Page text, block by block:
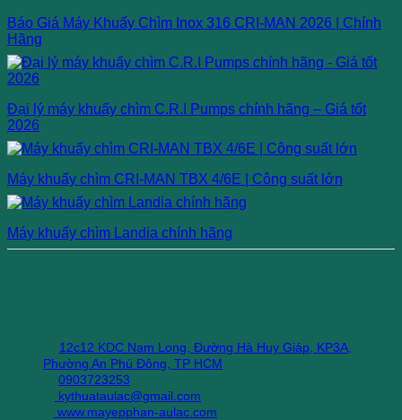
Báo Giá Máy Khuấy Chìm Inox 316 CRI-MAN 2026 | Chính
Hãng
Đại lý máy khuấy chìm C.R.I Pumps chính hãng – Giá tốt
2026
Máy khuấy chìm CRI-MAN TBX 4/6E | Công suất lớn
Máy khuấy chìm Landia chính hãng
12c12 KDC Nam Long, Đường Hà Huy Giáp, KP3A,
Phường An Phú Đông, TP HCM
0903723253
kythuataulac@gmail.com
www.mayepphan-aulac.com